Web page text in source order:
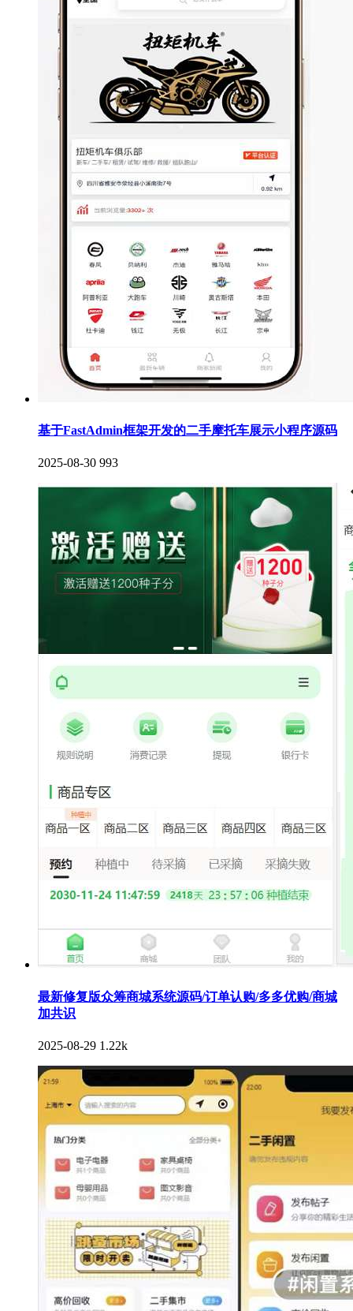
基于FastAdmin框架开发的二手摩托车展示小程序源码
2025-08-30 993
最新修复版众筹商城系统源码/订单认购/多多优购/商城
加共识
2025-08-29 1.22k